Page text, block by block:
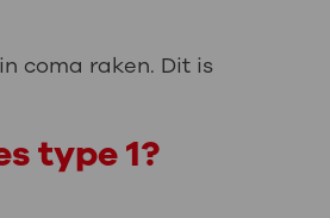
coma raken. Dit is
type 1?